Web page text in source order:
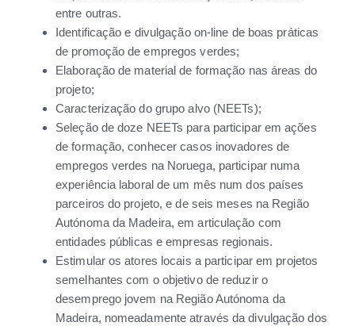
entre outras.
Identificação e divulgação on-line de boas práticas
de promoção de empregos verdes;
Elaboração de material de formação nas áreas do
projeto;
Caracterização do grupo alvo (NEETs);
Seleção de doze NEETs para participar em ações
de formação, conhecer casos inovadores de
empregos verdes na Noruega, participar numa
experiência laboral de um mês num dos países
parceiros do projeto, e de seis meses na Região
Autónoma da Madeira, em articulação com
entidades públicas e empresas regionais.
Estimular os atores locais a participar em projetos
semelhantes com o objetivo de reduzir o
desemprego jovem na Região Autónoma da
Madeira, nomeadamente através da divulgação dos